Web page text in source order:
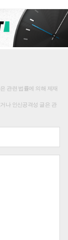
관련 법률에 의해 제재
나 인신공격성 글은 관